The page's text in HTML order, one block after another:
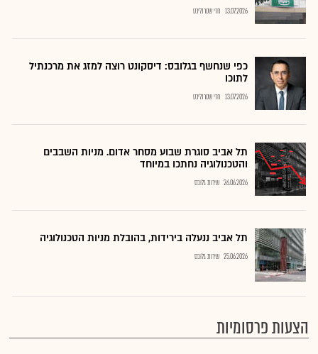
13.07.2026 חזי שטרנליכט
כפי שנחשף בגלובס: דיסקונט רוצה למזג את מרכנתיל
לתוכו
13.07.2026 חזי שטרנליכט
תל אביב סוגרת שבוע מסחר אדום. מניות השבבים
והטכנולוגיה נחתכו במיוחד
26.06.2026 שירות גלובס
תל אביב ננעלה בירידות, בהובלת מניות הטכנולוגיה
25.06.2026 שירות גלובס
הצעות פרסומיות